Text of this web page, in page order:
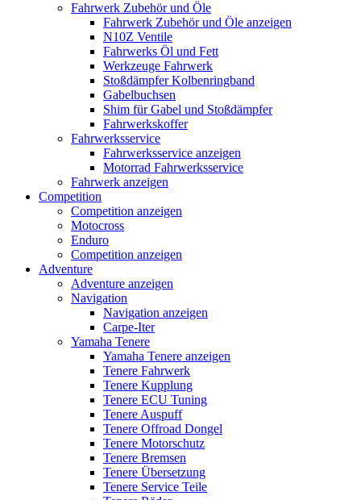
Fahrwerk Zubehör und Öle
Fahrwerk Zubehör und Öle anzeigen
N10Z Ventile
Fahrwerks Öl und Fett
Werkzeuge Fahrwerk
Stoßdämpfer Kolbenringband
Gabelbuchsen
Shim für Gabel und Stoßdämpfer
Fahrwerkskoffer
Fahrwerksservice
Fahrwerksservice anzeigen
Motorrad Fahrwerksservice
Fahrwerk anzeigen
Competition
Competition anzeigen
Motocross
Enduro
Competition anzeigen
Adventure
Adventure anzeigen
Navigation
Navigation anzeigen
Carpe-Iter
Yamaha Tenere
Yamaha Tenere anzeigen
Tenere Fahrwerk
Tenere Kupplung
Tenere ECU Tuning
Tenere Auspuff
Tenere Offroad Dongel
Tenere Motorschutz
Tenere Bremsen
Tenere Übersetzung
Tenere Service Teile